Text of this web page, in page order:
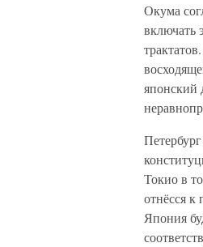
Окума
включать
японский
Токио в
отнёсся к
Япония